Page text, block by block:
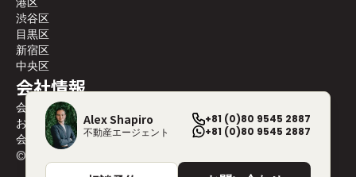
Alex Shapiro
不動産エージェント
+81 (0)80 9545 2887
+81 (0)80 9545 2887
渋谷区
目黒区
新宿区
中央区
会社情報
会社案内
お問い合わせ
会社プロフィール
©